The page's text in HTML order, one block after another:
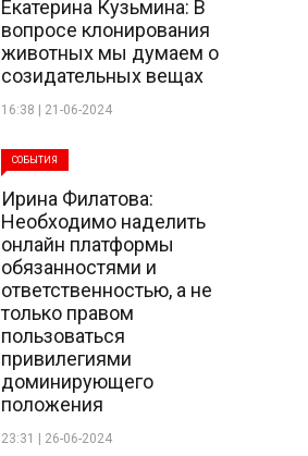
Екатерина Кузьмина: В
вопросе клонирования
животных мы думаем о
созидательных вещах
16:38 | 21-06-2024
СОБЫТИЯ
Ирина Филатова:
Необходимо наделить
онлайн платформы
обязанностями и
ответственностью, а не
только правом
пользоваться
привилегиями
доминирующего
положения
23:31 | 26-06-2024